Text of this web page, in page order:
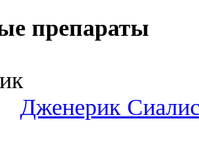
препараты
Дженерик